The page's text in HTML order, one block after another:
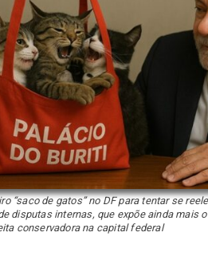
“saco de gatos” no DF para tentar se
disputas internas, que expõe ainda mais
conservadora na capital federal